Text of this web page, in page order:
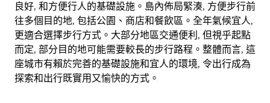
即
可
關
閉
日
曆。
良好, 和方便行人的基礎設施。島內佈局緊湊, 方便步行前
往多個目的地, 包括公園、商店和餐飲區。全年氣候宜人,
更適合選擇步行方式。大部分地區交通便利, 但視乎起點
而定, 部分目的地可能需要較長的步行路程。整體而言, 這
座城市有賴於完善的基礎設施和宜人的環境, 令出行成為
探索和出行既實用又愉快的方式。